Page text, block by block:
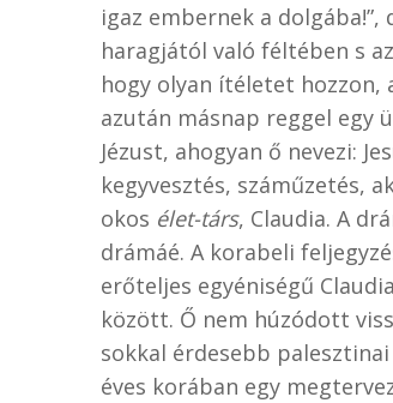
igaz embernek a
haragjától való féltében s
hogy olyan ítéletet hozzon,
azután másnap reggel egy
Jézust, ahogyan ő nevezi:
kegyvesztés, száműzetés,
okos élet-társ, Claudia. A
drámáé. A korabeli
erőteljes egyéniségű
között. Ő nem húzódott
sokkal érdesebb
éves korában egy